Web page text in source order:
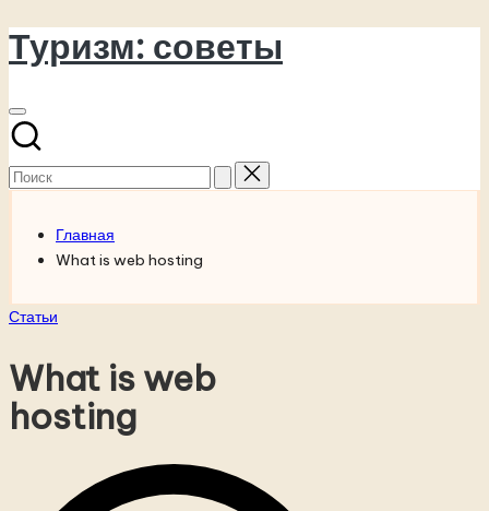
Перейти
к
Туризм: советы
Поиск
для:
Главная
What is web hosting
Опубликовано
Статьи
What is web
hosting